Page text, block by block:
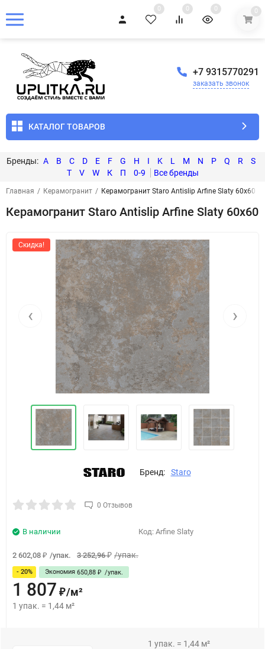
0 0 0 0
+7 9315770291
заказать звонок
КАТАЛОГ ТОВАРОВ
A B C D E F G H I K L M N P Q R
S
T
V W К П 0-9
Главная / Керамогранит / Керамогранит Staro Antislip Arfine Slaty 60x60
Керамогранит Staro Antislip Arfine Slaty 60x60
Скидка!
‹ ›
Бренд: Staro
0 Отзывов
Код: Arfine Slaty
В наличии
2 602,08 ₽ /упак. 3 252,96 ₽ /упак.
- 20% Экономия 650,88 ₽ /упак.
1 807 ₽/м²
1 упак. = 1,44 м²
1 упак. = 1,44 м²